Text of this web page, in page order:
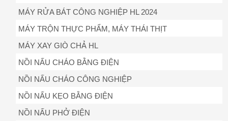
MÁY RỬA BÁT CÔNG NGHIỆP HL 2024
MÁY TRỘN THỰC PHẨM, MÁY THÁI THỊT
MÁY XAY GIÒ CHẢ HL
NỒI NẤU CHÁO BẰNG ĐIỆN
NỒI NẤU CHÁO CÔNG NGHIỆP
NỒI NẤU KẸO BẰNG ĐIỆN
NỒI NẤU PHỞ ĐIỆN